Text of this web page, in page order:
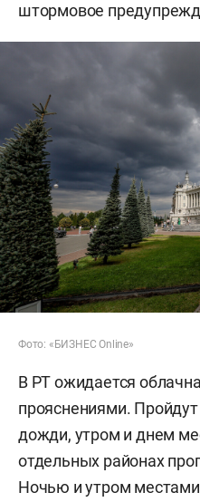
штормовое
Фото: «БИЗНЕС Online»
В РТ ожидается
прояснениями.
дожди, утром и днем
отдельных районах
Ночью и утром